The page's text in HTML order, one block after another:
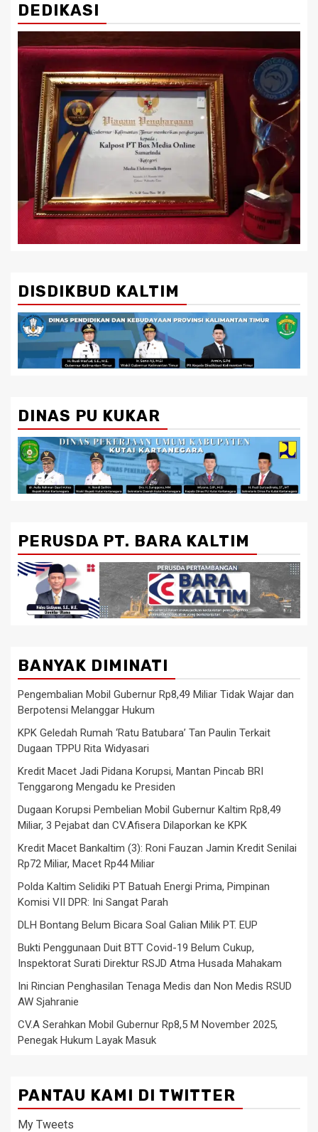
DEDIKASI
DISDIKBUD KALTIM
DINAS PU KUKAR
PERUSDA PT. BARA KALTIM
BANYAK DIMINATI
Pengembalian Mobil Gubernur Rp8,49 Miliar Tidak Wajar dan
Berpotensi Melanggar Hukum
KPK Geledah Rumah ‘Ratu Batubara’ Tan Paulin Terkait
Dugaan TPPU Rita Widyasari
Kredit Macet Jadi Pidana Korupsi, Mantan Pincab BRI
Tenggarong Mengadu ke Presiden
Dugaan Korupsi Pembelian Mobil Gubernur Kaltim Rp8,49
Miliar, 3 Pejabat dan CV.Afisera Dilaporkan ke KPK
Kredit Macet Bankaltim (3): Roni Fauzan Jamin Kredit Senilai
Rp72 Miliar, Macet Rp44 Miliar
Polda Kaltim Selidiki PT Batuah Energi Prima, Pimpinan
Komisi VII DPR: Ini Sangat Parah
DLH Bontang Belum Bicara Soal Galian Milik PT. EUP
Bukti Penggunaan Duit BTT Covid-19 Belum Cukup,
Inspektorat Surati Direktur RSJD Atma Husada Mahakam
Ini Rincian Penghasilan Tenaga Medis dan Non Medis RSUD
AW Sjahranie
CV.A Serahkan Mobil Gubernur Rp8,5 M November 2025,
Penegak Hukum Layak Masuk
PANTAU KAMI DI TWITTER
My Tweets